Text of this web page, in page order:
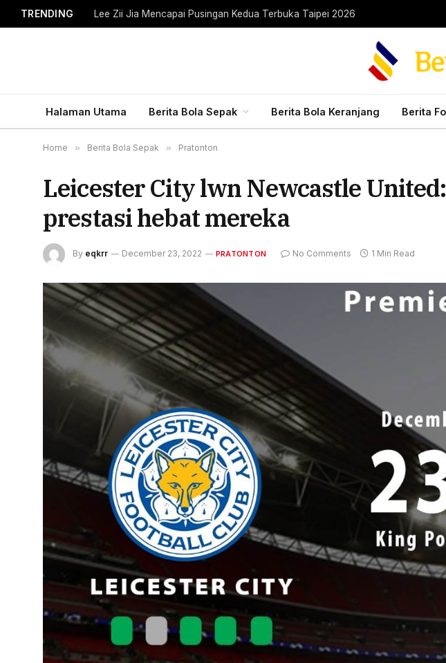
TRENDING Lee Zii Jia Mencapai Pusingan Kedua Terbuka Taipei 2026
Halaman Utama Berita Bola Sepak Berita Bola Keranjang Berita
Home » Berita Bola Sepak » Pratonton
Leicester City lwn Newcastle
prestasi hebat mereka
By eqkrr December 23, 2022 PRATONTON No Comments 1 Min Read